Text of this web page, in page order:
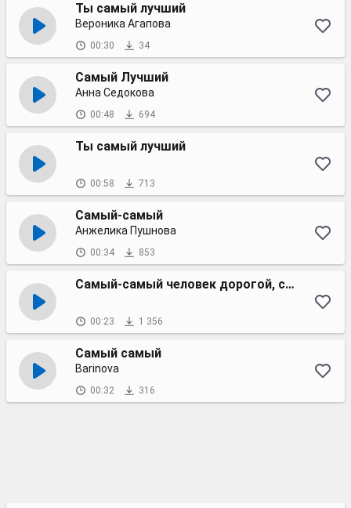
Ты самый лучший
Вероника Агапова
00:30 34
Самый Лучший
Анна Седокова
00:48 694
Ты самый лучший
00:58 713
Самый-самый
Анжелика Пушнова
00:34 853
Самый-самый человек дорогой, самый нежный, самый родной
00:23 1 356
Самый самый
Barinova
00:32 316